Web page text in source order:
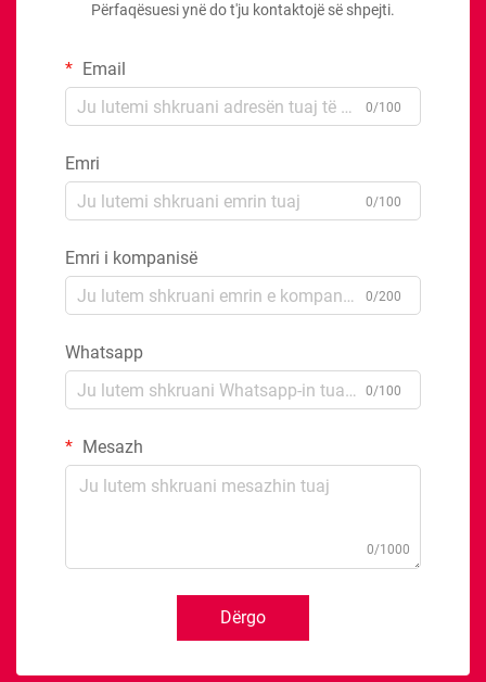
Përfaqësuesi ynë do t'ju kontaktojë së shpejti.
Email
0/100
Emri
0/100
Emri i kompanisë
0/200
Whatsapp
0/100
Mesazh
0/1000
Dërgo